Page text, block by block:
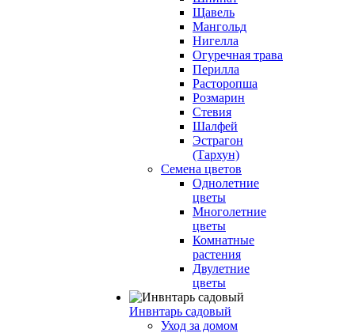
Щавель
Мангольд
Нигелла
Огуречная трава
Перилла
Расторопша
Розмарин
Стевия
Шалфей
Эстрагон
(Тархун)
Семена цветов
Однолетние
цветы
Многолетние
цветы
Комнатные
растения
Двулетние
цветы
Инвнтарь садовый
Уход за домом